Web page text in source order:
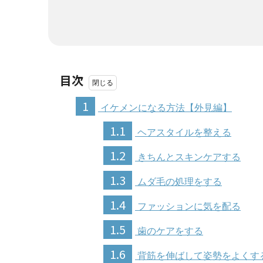
目次
1
イケメンになる方法【外見編】
1.1 ヘアスタイルを整える
1.2 きちんとスキンケアする
1.3 ムダ毛の処理をする
1.4 ファッションに気を配る
1.5 歯のケアをする
1.6 背筋を伸ばして姿勢をよくす